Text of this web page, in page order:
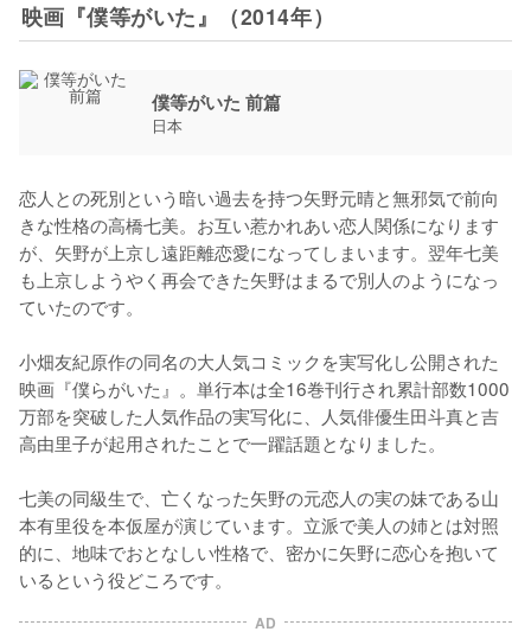
映画『僕等がいた』（2014年）
僕等がいた 前篇
日本
恋人との死別という暗い過去を持つ矢野元晴と無邪気で前向
きな性格の高橋七美。お互い惹かれあい恋人関係になります
が、矢野が上京し遠距離恋愛になってしまいます。翌年七美
も上京しようやく再会できた矢野はまるで別人のようになっ
ていたのです。
小畑友紀原作の同名の大人気コミックを実写化し公開された
映画『僕らがいた』。単行本は全16巻刊行され累計部数1000
万部を突破した人気作品の実写化に、人気俳優生田斗真と吉
高由里子が起用されたことで一躍話題となりました。
七美の同級生で、亡くなった矢野の元恋人の実の妹である山
本有里役を本仮屋が演じています。立派で美人の姉とは対照
的に、地味でおとなしい性格で、密かに矢野に恋心を抱いて
いるという役どころです。
AD